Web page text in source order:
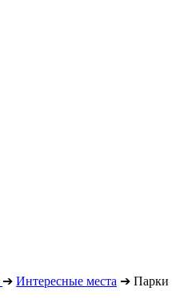
➔ Интересные места ➔ Парки